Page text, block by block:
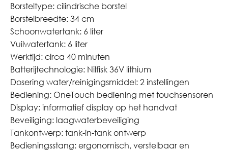
Borsteltype: cilindrische borstel
Borstelbreedte: 34 cm
Schoonwatertank: 6 liter
Vuilwatertank: 6 liter
Werktijd: circa 40 minuten
Batterijtechnologie: Nilfisk 36V lithium
Dosering water/reinigingsmiddel: 2 instellingen
Bediening: OneTouch bediening met touchsensoren
Display: informatief display op het handvat
Beveiliging: laagwaterbeveiliging
Tankontwerp: tank-in-tank ontwerp
Bedieningsstang: ergonomisch, verstelbaar en